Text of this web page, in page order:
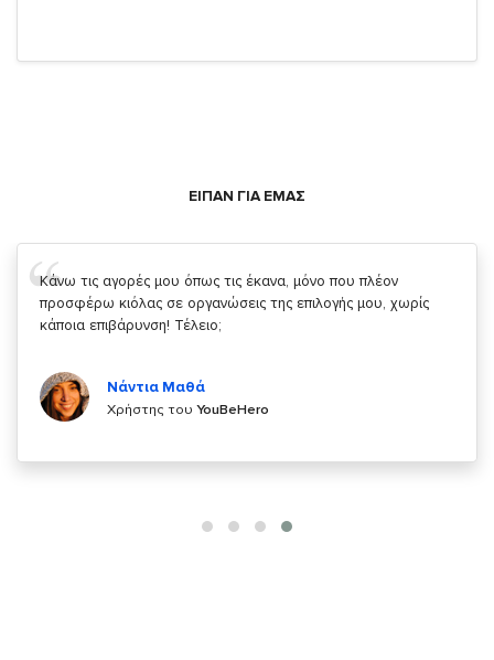
ΕΙΠΑΝ ΓΙΑ ΕΜΑΣ
Σας ευχαριστώ που μας δίνετε την δυνατότητα να κάνουμε
κάτι!
Χρήστης τουYouBeHero